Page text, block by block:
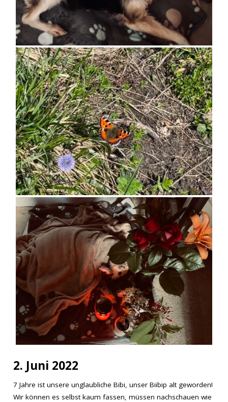
2. Juni 2022
7 Jahre ist unsere unglaubliche Bibi, unser Biibip alt geworden!
Wir können es selbst kaum fassen, müssen nachschauen wie